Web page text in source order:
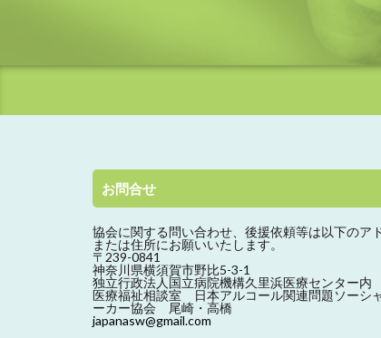
お問合せ
協会に関する問い合わせ、 後援依頼等は以下のア
または住所にお願いいたします。
〒239-0841
神奈川県横須賀市野比5-3-1
独立行政法人国立病院機構久里浜医療センター内
医療福祉相談室 日本アルコール関連問題ソーシ
ーカー協会 尾崎・高橋
japanasw@gmail.com